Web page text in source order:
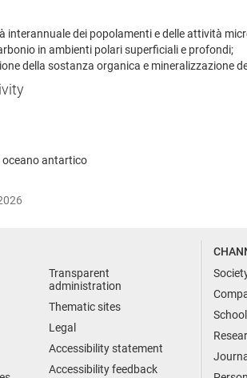
interannuale dei popolamenti e delle attività
in ambienti polari superficiali e profondi;
della sostanza organica e mineralizzazione
oceano antartico
Transparent
administration
Thematic sites
Legal
Accessibility statement
Accessibility feedback